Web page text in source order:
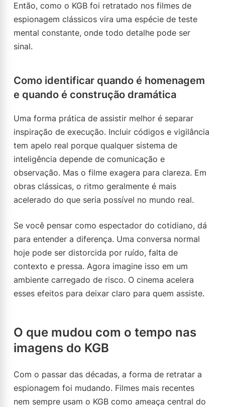
Então, como o KGB foi retratado nos filmes de
espionagem clássicos vira uma espécie de teste
mental constante, onde todo detalhe pode ser
sinal.
Como identificar quando é homenagem
e quando é construção dramática
Uma forma prática de assistir melhor é separar
inspiração de execução. Incluir códigos e vigilância
tem apelo real porque qualquer sistema de
inteligência depende de comunicação e
observação. Mas o filme exagera para clareza. Em
obras clássicas, o ritmo geralmente é mais
acelerado do que seria possível no mundo real.
Se você pensar como espectador do cotidiano, dá
para entender a diferença. Uma conversa normal
hoje pode ser distorcida por ruído, falta de
contexto e pressa. Agora imagine isso em um
ambiente carregado de risco. O cinema acelera
esses efeitos para deixar claro para quem assiste.
O que mudou com o tempo nas
imagens do KGB
Com o passar das décadas, a forma de retratar a
espionagem foi mudando. Filmes mais recentes
nem sempre usam o KGB como ameaça central do